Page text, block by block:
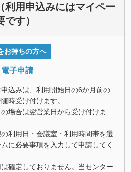
利用申込みにはマイペー
す）
お持ちの方へ
子申請
込みは、利用開始日の6か月前の
時受け付けます。
場合は翌営業日から受け付けま
利用日・会議室・利用時間帯を選
に必要事項を入力して申請してく
確定しておりません。当センター